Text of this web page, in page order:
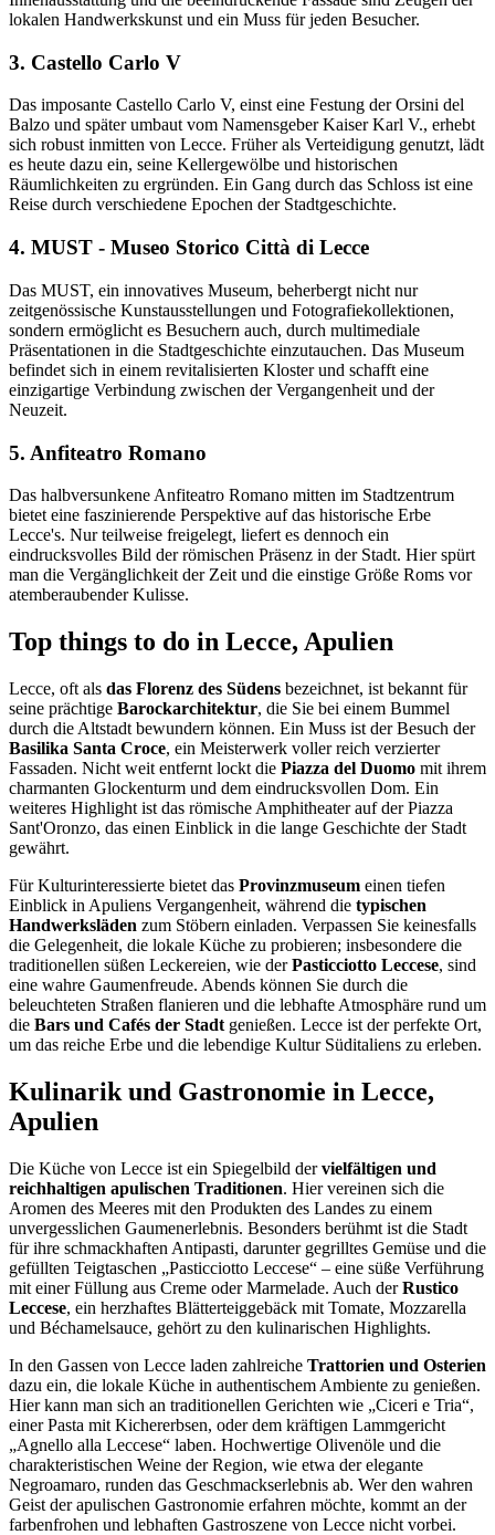
lokalen Handwerkskunst und ein Muss für jeden Besucher.
3. Castello Carlo V
Das imposante Castello Carlo V, einst eine Festung der Orsini del
Balzo und später umbaut vom Namensgeber Kaiser Karl V., erhebt
sich robust inmitten von Lecce. Früher als Verteidigung genutzt, lädt
es heute dazu ein, seine Kellergewölbe und historischen
Räumlichkeiten zu ergründen. Ein Gang durch das Schloss ist eine
Reise durch verschiedene Epochen der Stadtgeschichte.
4. MUST - Museo Storico Città di Lecce
Das MUST, ein innovatives Museum, beherbergt nicht nur
zeitgenössische Kunstausstellungen und Fotografiekollektionen,
sondern ermöglicht es Besuchern auch, durch multimediale
Präsentationen in die Stadtgeschichte einzutauchen. Das Museum
befindet sich in einem revitalisierten Kloster und schafft eine
einzigartige Verbindung zwischen der Vergangenheit und der
Neuzeit.
5. Anfiteatro Romano
Das halbversunkene Anfiteatro Romano mitten im Stadtzentrum
bietet eine faszinierende Perspektive auf das historische Erbe
Lecce's. Nur teilweise freigelegt, liefert es dennoch ein
eindrucksvolles Bild der römischen Präsenz in der Stadt. Hier spürt
man die Vergänglichkeit der Zeit und die einstige Größe Roms vor
atemberaubender Kulisse.
Top things to do in Lecce, Apulien
Lecce, oft als das Florenz des Südens bezeichnet, ist bekannt für
seine prächtige Barockarchitektur, die Sie bei einem Bummel
durch die Altstadt bewundern können. Ein Muss ist der Besuch der
Basilika Santa Croce, ein Meisterwerk voller reich verzierter
Fassaden. Nicht weit entfernt lockt die Piazza del Duomo mit ihrem
charmanten Glockenturm und dem eindrucksvollen Dom. Ein
weiteres Highlight ist das römische Amphitheater auf der Piazza
Sant'Oronzo, das einen Einblick in die lange Geschichte der Stadt
gewährt.
Für Kulturinteressierte bietet das Provinzmuseum einen tiefen
Einblick in Apuliens Vergangenheit, während die typischen
Handwerksläden zum Stöbern einladen. Verpassen Sie keinesfalls
die Gelegenheit, die lokale Küche zu probieren; insbesondere die
traditionellen süßen Leckereien, wie derPasticciotto Leccese, sind
eine wahre Gaumenfreude. Abends können Sie durch die
beleuchteten Straßen flanieren und die lebhafte Atmosphäre rund um
die Bars und Cafés der Stadt genießen. Lecce ist der perfekte Ort,
um das reiche Erbe und die lebendige Kultur Süditaliens zu erleben.
Kulinarik und Gastronomie in Lecce,
Apulien
Die Küche von Lecce ist ein Spiegelbild dervielfältigen und
reichhaltigen apulischen Traditionen. Hier vereinen sich die
Aromen des Meeres mit den Produkten des Landes zu einem
unvergesslichen Gaumenerlebnis. Besonders berühmt ist die Stadt
für ihre schmackhaften Antipasti, darunter gegrilltes Gemüse und die
gefüllten Teigtaschen „Pasticciotto Leccese“ – eine süße Verführung
mit einer Füllung aus Creme oder Marmelade. Auch derRustico
Leccese, ein herzhaftes Blätterteiggebäck mit Tomate, Mozzarella
und Béchamelsauce, gehört zu den kulinarischen Highlights.
In den Gassen von Lecce laden zahlreiche Trattorien und Osterien
dazu ein, die lokale Küche in authentischem Ambiente zu genießen.
Hier kann man sich an traditionellen Gerichten wie „Ciceri e Tria“,
einer Pasta mit Kichererbsen, oder dem kräftigen Lammgericht
„Agnello alla Leccese“ laben. Hochwertige Olivenöle und die
charakteristischen Weine der Region, wie etwa der elegante
Negroamaro, runden das Geschmackserlebnis ab. Wer den wahren
Geist der apulischen Gastronomie erfahren möchte, kommt an der
farbenfrohen und lebhaften Gastroszene von Lecce nicht vorbei.